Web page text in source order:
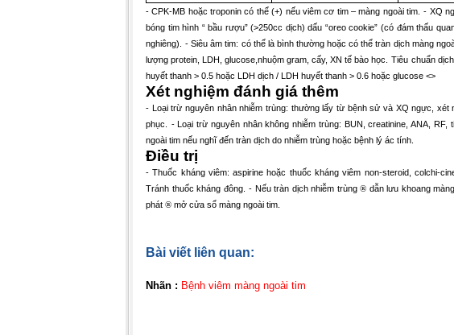
- CPK-MB hoặc troponin có thể (+) nếu viêm cơ tim – màng ngoài tim.
- XQ
bóng tim hình “ bầu rượu” (>250cc dịch) dấu “oreo cookie” (có đám thấu
nghiêng).
- Siêu âm tim: có thể là bình thường hoặc có thể tràn dịch màng
lượng protein, LDH, glucose,nhuộm gram, cấy, XN tế bào học.
Tiêu chuẩn
huyết thanh > 0.5 hoặc LDH dịch / LDH huyết thanh > 0.6 hoặc glucose <>
Xét nghiệm đánh giá thêm
- Loại trừ nguyên nhân nhiễm trùng: thường lấy từ bệnh sử và XQ ngực,
phục.
- Loại trừ nguyên nhân không nhiễm trùng: BUN, creatinine, ANA, RF,
ngoài tim nếu nghĩ đến tràn dịch do nhiễm trùng hoặc bệnh lý ác tính.
Điều trị
- Thuốc kháng viêm: aspirine hoặc thuốc kháng viêm non-steroid, colchi-
Tránh thuốc kháng đông. - Nếu tràn dịch nhiễm trùng ® dẫn lưu khoang
phát ® mở cửa sổ màng ngoài tim.
Bài viết liên quan:
Nhãn : Bệnh viêm màng ngoài tim